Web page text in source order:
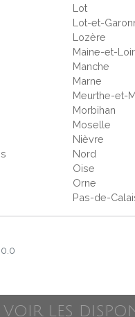
VOIR LES
Lot
Lot-et-
Lozère
Maine-et-
Manche
Marne
Meurthe-et-
Morbihan
Moselle
Nièvre
Nord
Oise
Orne
Pas-de-